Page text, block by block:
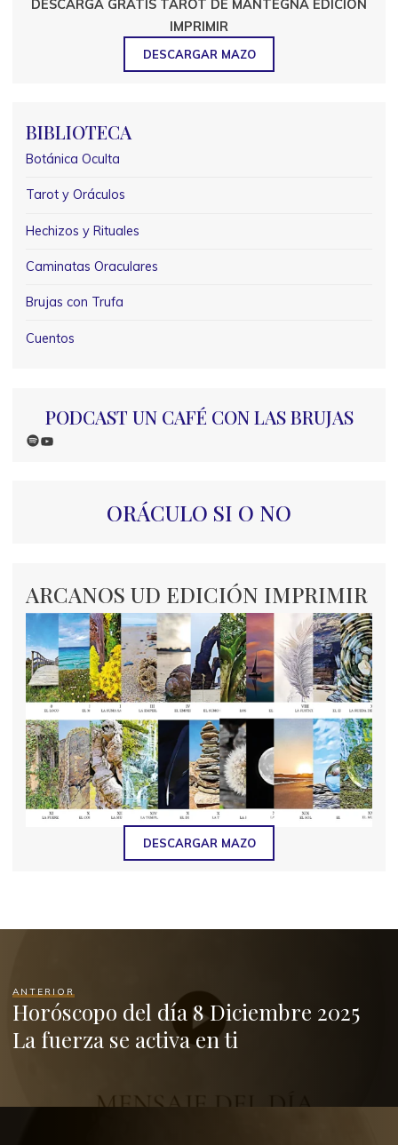
DESCARGA GRATIS TAROT DE MANTEGNA EDICIÓN
IMPRIMIR
DESCARGAR MAZO
BIBLIOTECA
Botánica Oculta
Tarot y Oráculos
Hechizos y Rituales
Caminatas Oraculares
Brujas con Trufa
Cuentos
PODCAST UN CAFÉ CON LAS BRUJAS
Spotify
YouTube
ORÁCULO SI O NO
ARCANOS UD EDICIÓN IMPRIMIR
DESCARGAR MAZO
ANTERIOR
Horóscopo del día 8 Diciembre 2025
La fuerza se activa en ti